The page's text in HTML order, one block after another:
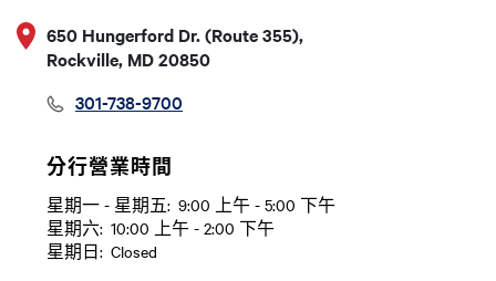
650 Hungerford Dr. (Route 355),
Rockville, MD 20850
301-738-9700
分行營業時間
日
Time slot
星期一 - 星期五: 9:00 上午 - 5:00 下午
星期六: 10:00 上午 - 2:00 下午
星期日: Closed